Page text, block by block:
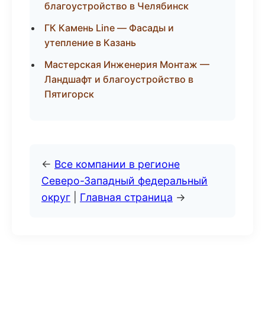
благоустройство в Челябинск
ГК Камень Line — Фасады и
утепление в Казань
Мастерская Инженерия Монтаж —
Ландшафт и благоустройство в
Пятигорск
← Все компании в регионе
Северо-Западный федеральный
округ
Главная страница →